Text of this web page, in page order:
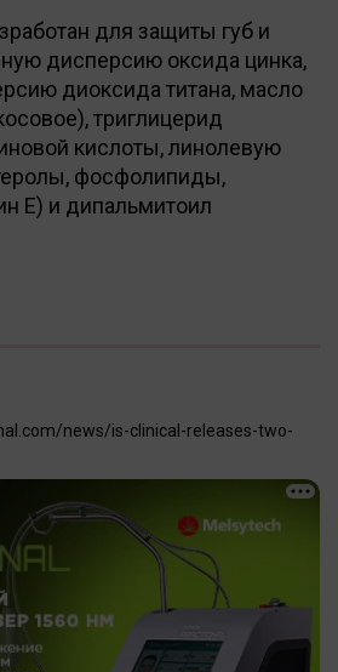
для защиты губ и
дисперсию оксида цинка,
диоксида титана, масло
триглицерид
кислоты, линолевую
фосфолипиды,
Е) и дипальмитоил
news/is-clinical-releases-two-